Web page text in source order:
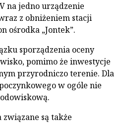
na jedno urządzenie
z obniżeniem stacji
ośrodka „Jontek”.
sporządzenia oceny
pomimo że inwestycje
przyrodniczo terenie. Dla
w ogóle nie
są także